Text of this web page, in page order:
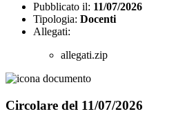
Pubblicato il: 11/07/2026
Tipologia: Docenti
Allegati:
allegati.zip
Circolare del 11/07/2026